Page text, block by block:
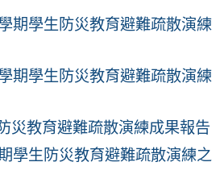
期學生防災教育避難疏散演練
期學生防災教育避難疏散演練
災教育避難疏散演練成果報告
學生防災教育避難疏散演練之